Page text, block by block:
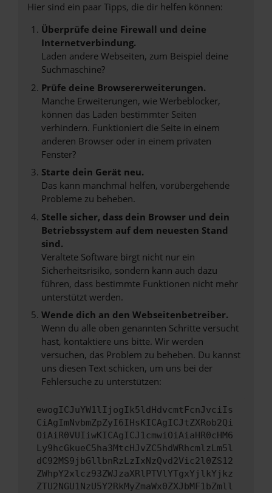
Hier sind ein paar Tipps, die dir helfen können:
Überprüfe deine Firewall und deine
Internetverbindung.
Laden andere Webseiten, zum Beispiel deine
Suchmaschine?
Prüfe deine Browsererweiterungen.
Manche Erweiterungen, wie Werbeblocker,
können das Laden bestimmter Seiten
verhindern. Funktioniert die Seite in einem
anderen Browser oder in einem privaten
Fenster?
Starte dein Gerät neu.
Das kann manchmal helfen, vorübergehende
Probleme zu beheben.
Stelle sicher, dass dein Browser und dein
Betriebssystem auf dem neuesten Stand
sind.
Veraltete Software birgt nicht nur ein
Sicherheitsrisiko, sondern kann auch dazu
führen, dass bestimmte Funktionen nicht mehr
unterstützt werden.
Wende dich an den Webseitenbetreiber.
Wenn du alle oben genannten Schritte versucht
hast, kontaktiere uns bitte. Wir werden
versuchen, das Problem zu beheben. Du kannst
uns diesen Text schicken, um uns bei der
Fehlersuche zu unterstützen:
ewogICJuYW1lIjogIk5ldHdvcmtFcnJvciIs
CiAgImNvbmZpZyI6IHsKICAgICJtZXRob2Qi
OiAiR0VUIiwKICAgICJ1cmwiOiAiaHR0cHM6
Ly9hcGkueC5ha3MtcHJvZC5hdWRhcmlzLm5l
dC92MS9jbGllbnRzLzIxNzQvd2Vic2l0ZS12
ZWhpY2xlcz93ZWJzaXRlPTVlYTgxYjlkYjkz
ZTU2NGU1NzU5Y2RkMyZmaWx0ZXJbMF1bZmll